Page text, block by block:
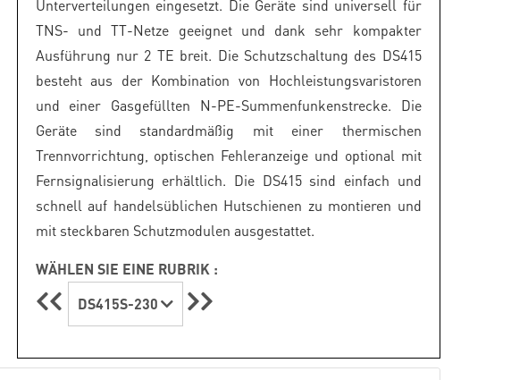
Unterverteilungen eingesetzt. Die Geräte sind universell für
TNS- und TT-Netze geeignet und dank sehr kompakter
Ausführung nur 2 TE breit. Die Schutzschaltung des DS415
besteht aus der Kombination von Hochleistungsvaristoren
und einer Gasgefüllten N-PE-Summenfunkenstrecke. Die
Geräte sind standardmäßig mit einer thermischen
Trennvorrichtung, optischen Fehleranzeige und optional mit
Fernsignalisierung erhältlich. Die DS415 sind einfach und
schnell auf handelsüblichen Hutschienen zu montieren und
mit steckbaren Schutzmodulen ausgestattet.
WÄHLEN SIE EINE RUBRIK :
DS415S-230